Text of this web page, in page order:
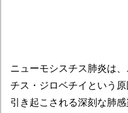
ニューモシスチス肺炎は
チス・ジロベチイという
引き起こされる深刻な肺感